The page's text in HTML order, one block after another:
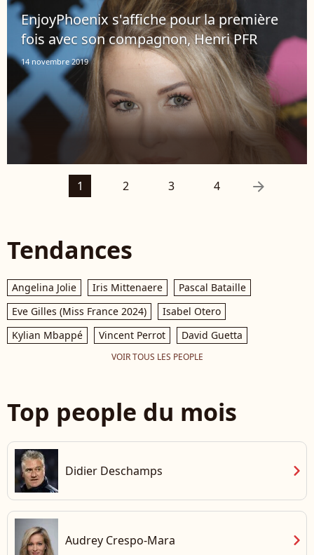
candidats de télé-réalité, grâce...
EnjoyPhoenix s'affiche pour la première
fois avec son compagnon, Henri PFR
14 novembre 2019
1 2 3 4 arrow_right
Tendances
Angelina Jolie Iris Mittenaere
Pascal Bataille
Eve Gilles (Miss France 2024)
Isabel Otero
Kylian Mbappé
Vincent Perrot David Guetta
VOIR TOUS LES PEOPLE
Top people du mois
Didier Deschamps chevron_right
Audrey Crespo-Mara chevron_right